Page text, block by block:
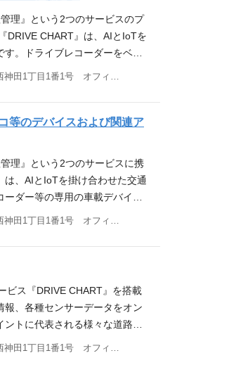
て実行してきた経験 ・営業戦
テークホルダーと的確なコミュ
務を遂行できる方 ・圧倒的な行
/判断が可能な方 ・既存の手法
を生み出すことに楽しみを見
を作っていくのが好きな方 ・
・既成概念にとらわれないよう
化のために努力できる方 参考記
にその先へ―― 「DRIVE CHAR
んできたこと ※こちらはGO株
く理解して提案し、複数ステー
が高い） ■求める人物像 ・一
プロジェクトの遂行が出来る
・新しい領域で色々と試しなが
ビスになりました。利用者が
つに対応できるAIモデルを提
に多くのユーザーへ価値を届け
基にAIモデルを継続的にアッ
さらなる事故リスク低減に向
要です。「交通事故の削減」
っていただける仲間を募集し
モデルの開発・改善・運用を行
ースとして、AIモデルの構築、
スへの実装、モデル軽量化、リ
用コストの削減 ・地図データを
ンの魅力 ・実験だけで終わら
のドライブレコーダーから得ら
ー / カスタマーサクセス等）と
ができます。 ・AIモデルの開
会貢献を実感できます。 開発
scikit-learn, LightGBM, PyTo
・インフラ：AWS / GCP
・ソースコード管理: GitHub
理』という2つのサービスのプ
DRIVE CHART』は、AIとIoTを
。ドライブレコーダーをベー
から、交通事故に繋がる可能
を分析します。 車内外の映
るデータを組み合わせ、一時不
転を可視化。レポート提供や、
機能により、運転の癖や気の
なければならない日報作成や
リで手軽に実施することができ
ラックから営業車まで、あら
の業務をサポートします。 業
アに、今後も加入台数が増え
必要があります。 このような
幹を支えるシステムをインフ
ザ向けのWEBアプリケーショ
れる方をお待ちしています。
用したシステム設計からイン
等のデバイスおよび関連ア
理』という2つのサービスに携
、AIとIoTを掛け合わせた交通
ダー等の専用の車載デバイス
がる可能性の高い危険シーン
外の映像・加速度センサー・
、一時不停止など自身では認識
供や、眠気などリアルタイム
運転管理』は、企業のドライ
呼（酒気帯び確認）などを、
ドライバーマネジメントサー
る業務用車両に対応し、ドラ
ビス『DRIVE CHART』を搭載
報、各種センサーデータをオン
トに代表される様々な道路情
進めています。 その一つとし
情報との差分を自動で抽出